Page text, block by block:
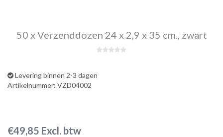
50 x Verzenddozen 24 x 2,9 x 35 cm., zwart
Levering binnen 2-3 dagen
Artikelnummer: VZD04002
€49,85 Excl. btw